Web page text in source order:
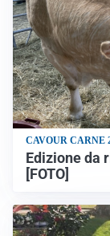
CAVOUR CARNE
Edizione da
[FOTO]